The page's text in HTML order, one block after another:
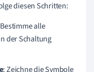
diesen Schritten:
alle
der Schaltung
: Zeichne die Symbole